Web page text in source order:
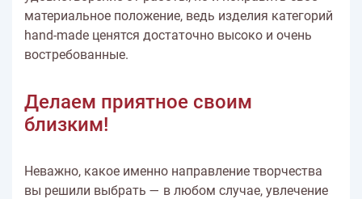
материальное положение, ведь изделия категорий
hand-made ценятся достаточно высоко и очень
востребованные.
Делаем приятное своим
близким!
Неважно, какое именно направление творчества
вы решили выбрать — в любом случае, увлечение